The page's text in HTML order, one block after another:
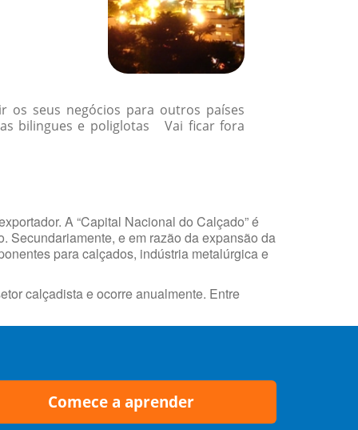
os seus negócios para outros países
bilingues e poliglotas Vai ficar fora
A “Capital Nacional do Calçado” é
Secundariamente, e em razão da expansão da
para calçados, indústria metalúrgica e
calçadista e ocorre anualmente. Entre
Comece a aprender